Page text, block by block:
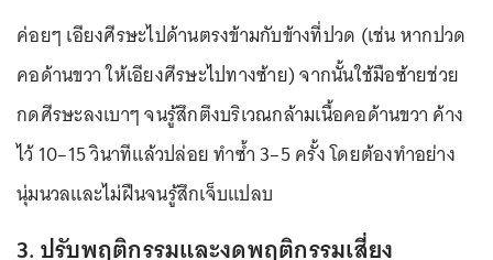
ค่อยๆ เอียงศีรษะไปด้านตรงข้ามกับข้างที่ปวด (เช่น หากปวด
คอด้านขวา ให้เอียงศีรษะไปทางซ้าย) จากนั้นใช้มือซ้ายช่วย
กดศีรษะลงเบาๆ จนรู้สึกตึงบริเวณกล้ามเนื้อคอด้านขวา ค้าง
ไว้ 10–15 วินาทีแล้วปล่อย ทำซ้ำ 3–5 ครั้ง โดยต้องทำอย่าง
นุ่มนวลและไม่ฝืนจนรู้สึกเจ็บแปลบ
3. ปรับพฤติกรรมและงดพฤติกรรมเสี่ยง